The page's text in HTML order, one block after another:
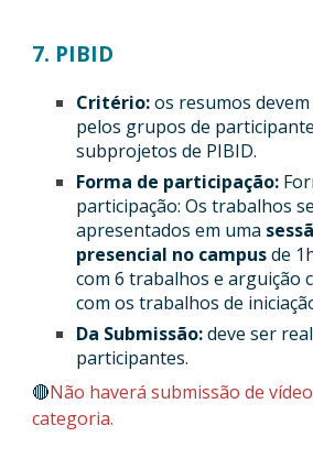
7. PIBID
Critério:os resumos
pelos grupos de
subprojetos de PIBID.
Forma de participação:
participação: Os trabalhos
apresentados em uma
presencial no campusde
com 6 trabalhos e arguição
com os trabalhos de
Da Submissão:deve ser
participantes.
🔴Não haverá submissão de
categoria.